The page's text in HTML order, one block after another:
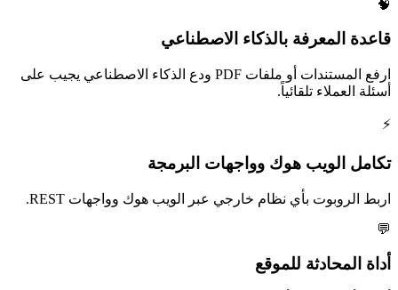
🧠
قاعدة المعرفة بالذكاء الاصطناعي
ارفع المستندات أو ملفات PDF ودع الذكاء الاصطناعي يجيب على
أسئلة العملاء تلقائياً.
⚡
تكامل الويب هوك وواجهات البرمجة
اربط الروبوت بأي نظام خارجي عبر الويب هوك وواجهات REST.
💬
أداة المحادثة للموقع